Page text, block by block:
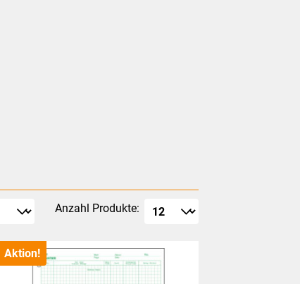
Anzahl Produkte:
Aktion!